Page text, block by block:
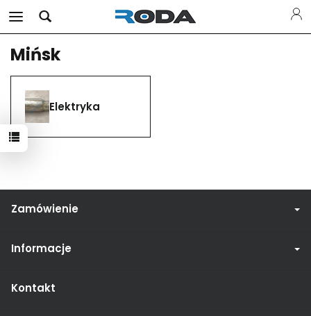
Mińsk
Elektryka
Zamówienie
Informacje
Kontakt